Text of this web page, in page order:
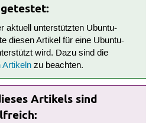
aktuell unterstützten Ubuntu-
diesen Artikel für eine Ubuntu-
wird. Dazu sind die
Artikeln zu beachten.
Artikels sind